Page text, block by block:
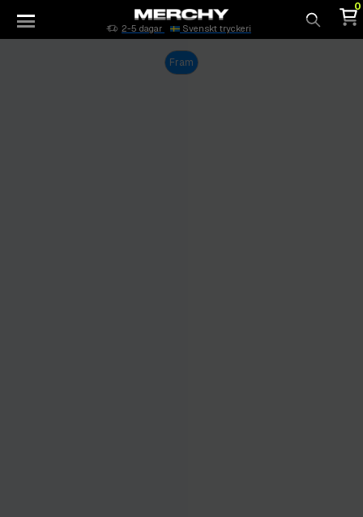
2-5 dagar Svenskt tryckeri
Sök
0
Fram